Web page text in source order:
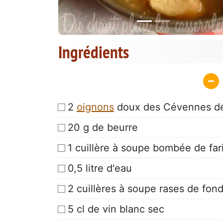
Ingrédients
2 oignons doux des Cévennes
20 g de beurre
1 cuillère à soupe bombée de
0,5 litre d'eau
2 cuillères à soupe rases de
5 cl de vin blanc sec